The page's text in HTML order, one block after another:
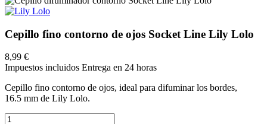
Cepillo fino contorno de ojos Socket Line Lily Lolo
8,99 €
Impuestos incluidos Entrega en 24 horas
Cepillo fino contorno de ojos, ideal para difuminar los bordes,
16.5 mm de Lily Lolo.